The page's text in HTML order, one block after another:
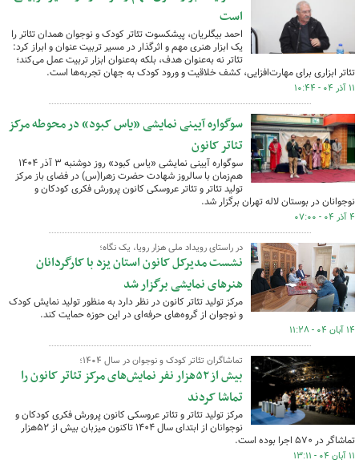
است
احمد بیگلریان، پیشکسوت تئاتر کودک و نوجوان همدان تئاتر را
یک ابزار هنری مهم و اثرگذار در مسیر تربیت عنوان و ابراز کرد:
تئاتر نه به‌عنوان هدف، بلکه به‌عنوان ابزار تربیت عمل می‌کند؛
تئاتر ابزاری برای مهارت‌افزایی، کشف خلاقیت و ورود کودک به جهان تجربه‌ها است.
۱۱ آذر ۰۴ - ۱۰:۴۴
سوگواره آیینی نمایشی «یاس کبود» در محوطه مرکز
تئاتر کانون
سوگواره آیینی نمایشی «یاس کبود» روز دوشنبه ۳ آذر ۱۴۰۴
هم‌زمان با سالروز شهادت حضرت زهرا(س) در فضای باز مرکز
تولید تئاتر و تئاتر عروسکی کانون پرورش فکری کودکان و
نوجوانان در بوستان لاله تهران برگزار شد.
۴ آذر ۰۴ - ۰۷:۰۰
در راستای رویداد ملی هزار رویا، یک نگاه؛
نشست مدیرکل کانون استان یزد با کارگردانان
هنرهای نمایشی برگزار شد
مرکز تولید تئاتر کانون در نظر دارد به منظور تولید نمایش کودک
و نوجوان از گروه‌های حرفه‌ای در این حوزه حمایت کند.
۱۴ آبان ۰۴ - ۱۱:۲۸
تماشاگران تئاتر کودک و نوجوان در سال ۱۴۰۴؛
بیش از ۵۲هزار نفر نمایش‌های مرکز تئاتر کانون را
تماشا کردند
مرکز تولید تئاتر و تئاتر عروسکی کانون پرورش فکری کودکان و
نوجوانان از ابتدای سال ۱۴۰۴ تاکنون میزبان بیش از ۵۲هزار
تماشاگر در ۵۷۰ اجرا بوده است.
۱۱ آبان ۰۴ - ۱۳:۱۱